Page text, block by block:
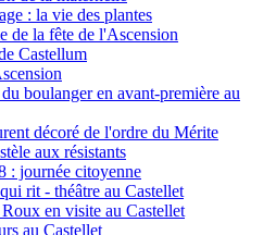
: la vie des plantes
de la fête de l'Ascension
Castellum
boulanger en avant-première au
décoré de l'ordre du Mérite
aux résistants
: journée citoyenne
rit - théâtre au Castellet
en visite au Castellet
au Castellet